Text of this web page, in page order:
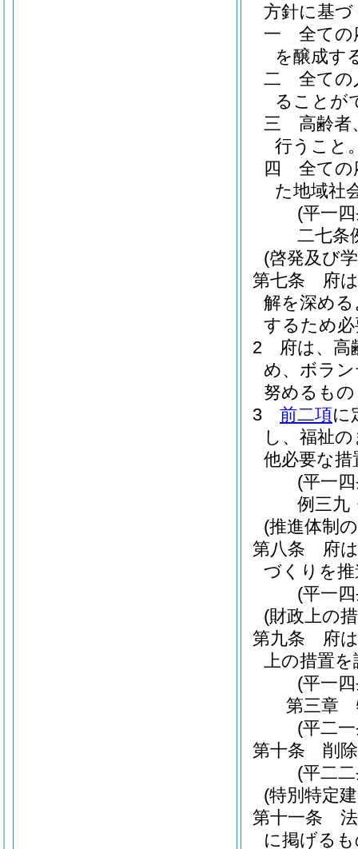
方針に基
一
全ての
を醸成す
二
全ての
ることが
三
高齢者
行うこと
四
全ての
た地域社
(平一
二七条
(啓発及び
第七条
府
解を深め
するため
2
府は、高
め、ボラ
努めるも
3
前二項に
し、福祉
他必要な
(平一
例三九
(推進体制
第八条
府
づくりを
(平一
(財政上の
第九条
府
上の措置
(平一
第三章
(平二
第十条
削除
(平二
(特別特定
第十一条
に掲げる